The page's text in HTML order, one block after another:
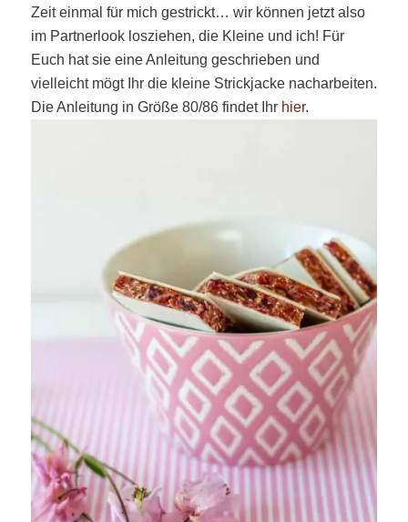
Zeit einmal für mich gestrickt… wir können jetzt also
im Partnerlook losziehen, die Kleine und ich! Für
Euch hat sie eine Anleitung geschrieben und
vielleicht mögt Ihr die kleine Strickjacke nacharbeiten.
Die Anleitung in Größe 80/86 findet Ihr hier.